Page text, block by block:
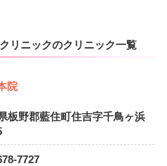
リニックのクリニック一覧
院
板野郡藍住町住吉字千鳥ヶ浜
7727